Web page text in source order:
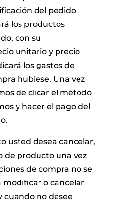
del pedido
los productos
con su
unitario y precio
los gastos de
hubiese. Una vez
de clicar el método
y hacer el pago del
usted desea cancelar,
de producto una vez
de compra no se
modificar o cancelar
cuando no desee